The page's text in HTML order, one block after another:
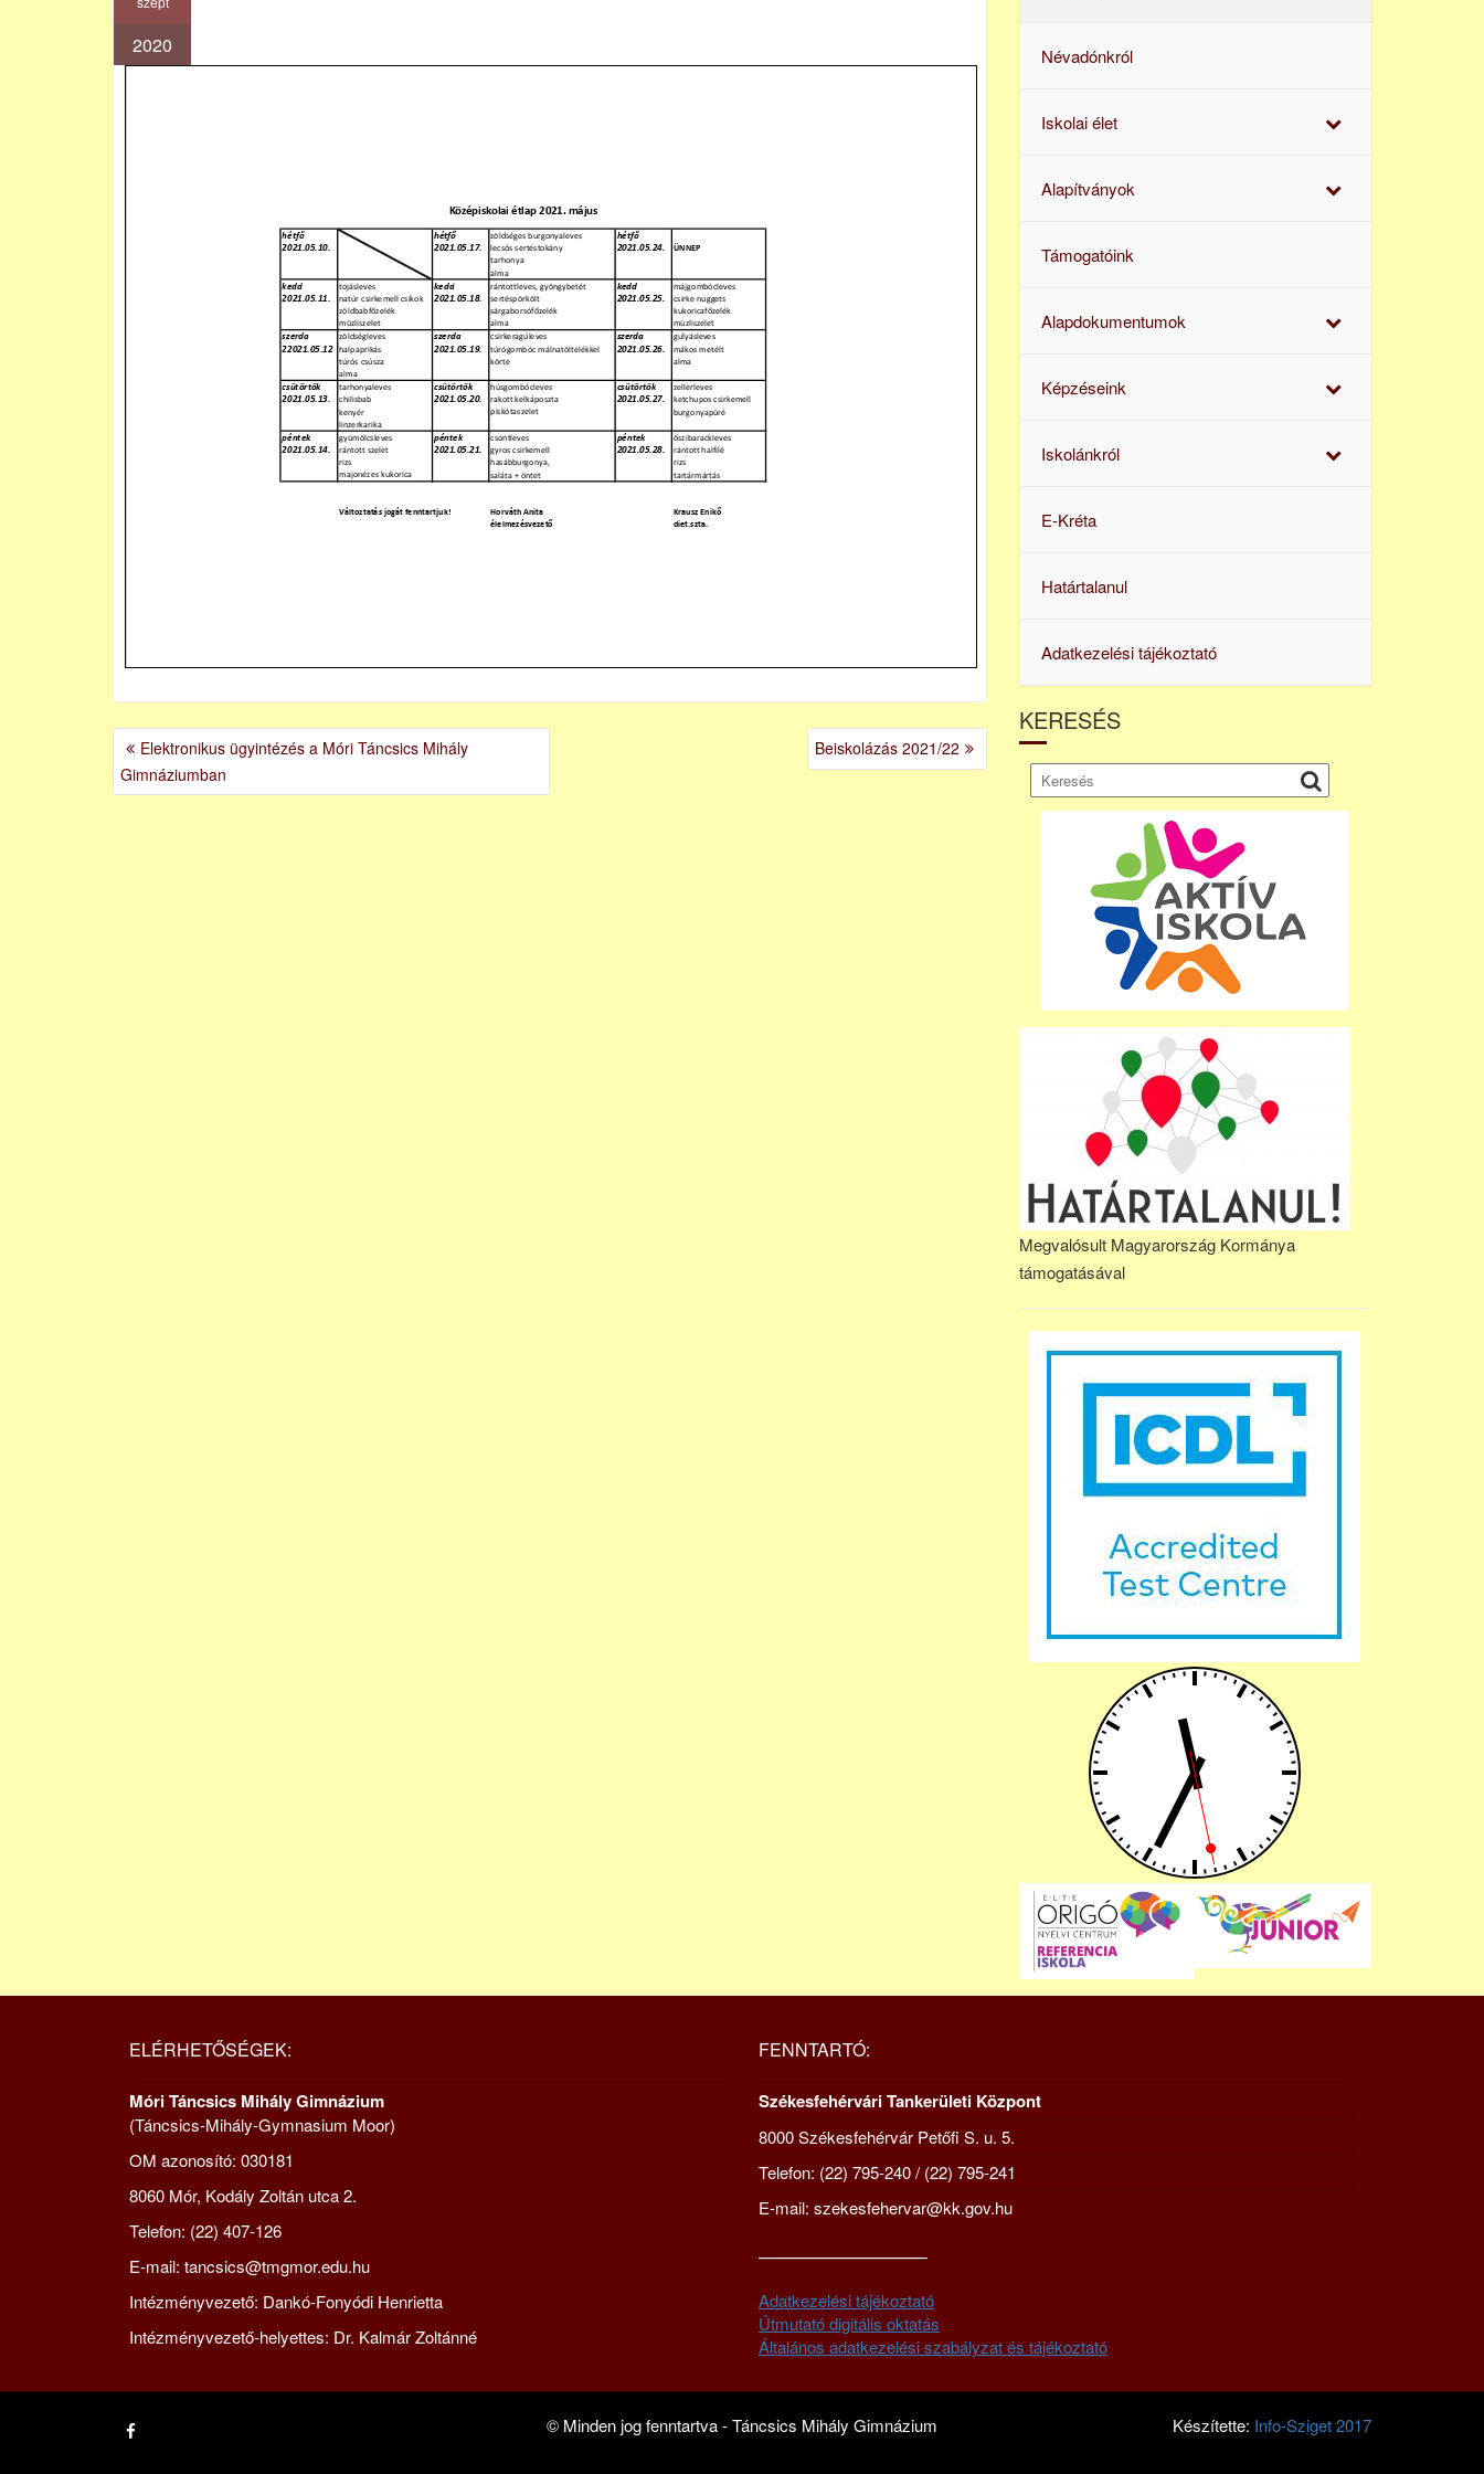
2020
BEJEGYZÉS
NAVIGÁCIÓ
Elektronikus ügyintézés a Móri Táncsics Mihály
Gimnáziumban
Beiskolázás 2021/22
Névadónkról
Iskolai élet
Alapítványok
Támogatóink
Alapdokumentumok
Képzéseink
Iskolánkról
E-Kréta
Határtalanul
Adatkezelési tájékoztató
KERESÉS
Megvalósult Magyarország Kormánya
támogatásával
ELÉRHETŐSÉGEK:
Móri Táncsics Mihály Gimnázium
(Táncsics-Mihály-Gymnasium Moor)
OM azonosító: 030181
8060 Mór, Kodály Zoltán utca 2.
Telefon: (22) 407-126
E-mail: tancsics@tmgmor.edu.hu
Intézményvezető: Dankó-Fonyódi Henrietta
Intézményvezető-helyettes: Dr. Kalmár Zoltánné
FENNTARTÓ:
Székesfehérvári Tankerületi Központ
8000 Székesfehérvár Petőfi S. u. 5.
Telefon: (22) 795-240 / (22) 795-241
E-mail: szekesfehervar@kk.gov.hu
—————————–
Adatkezelési tájékoztató
Útmutató digitális oktatás
Általános adatkezelési szabályzat és tájékoztató
© Minden jog fenntartva - Táncsics Mihály Gimnázium Készítette: Info-Sziget 2017